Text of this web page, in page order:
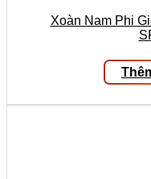
Xoàn Nam Phi